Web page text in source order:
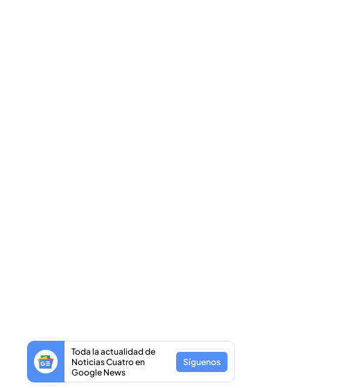
Toda la actualidad de
Noticias Cuatro en
Google News
Síguenos